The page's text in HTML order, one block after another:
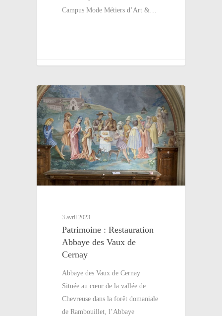
Campus Mode Métiers d’Art &…
3 avril 2023
Patrimoine : Restauration
Abbaye des Vaux de
Cernay
Abbaye des Vaux de Cernay
Située au cœur de la vallée de
Chevreuse dans la forêt domaniale
de Rambouillet, l’Abbaye